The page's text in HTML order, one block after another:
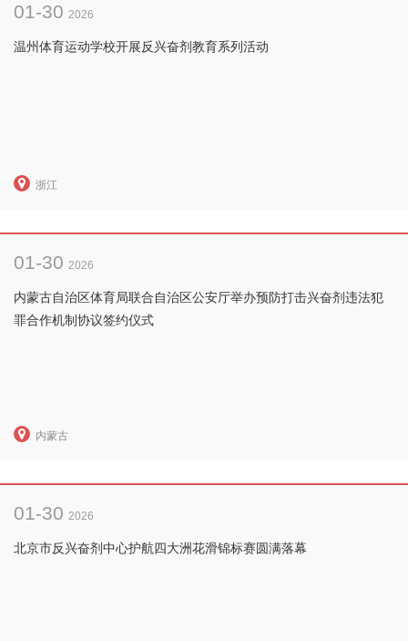
01-30 2026
温州体育运动学校开展反兴奋剂教育系列活动
浙江
01-30 2026
内蒙古自治区体育局联合自治区公安厅举办预防打击兴奋剂违法犯
罪合作机制协议签约仪式
内蒙古
01-30 2026
北京市反兴奋剂中心护航四大洲花滑锦标赛圆满落幕